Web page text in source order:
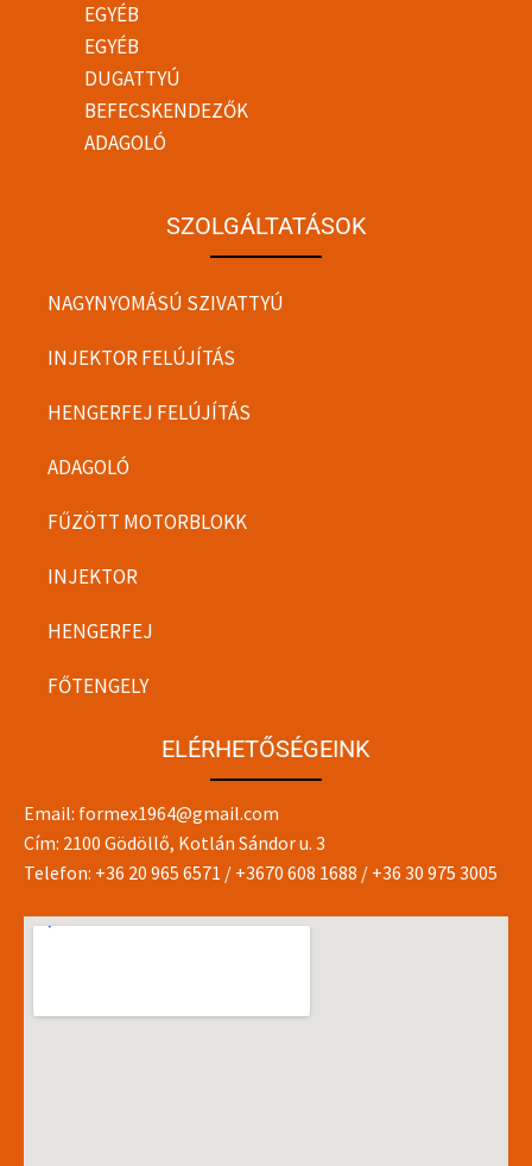
EGYÉB
EGYÉB
DUGATTYÚ
BEFECSKENDEZŐK
ADAGOLÓ
SZOLGÁLTATÁSOK
NAGYNYOMÁSÚ SZIVATTYÚ
INJEKTOR FELÚJÍTÁS
HENGERFEJ FELÚJÍTÁS
ADAGOLÓ
FŰZÖTT MOTORBLOKK
INJEKTOR
HENGERFEJ
FŐTENGELY
ELÉRHETŐSÉGEINK
Email: formex1964@gmail.com
Cím: 2100 Gödöllő, Kotlán Sándor u. 3
Telefon: +36 20 965 6571 / +3670 608 1688 / +36 30 975 3005